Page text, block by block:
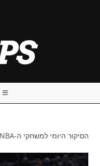
הסיקור היומי למשחקי ה-NBA של הלילה